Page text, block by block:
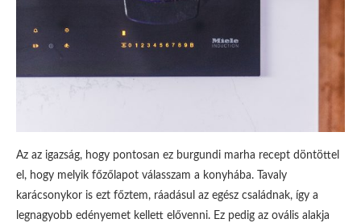
Az az igazság, hogy pontosan ez burgundi marha recept döntöttel
el, hogy melyik főzőlapot válasszam a konyhába. Tavaly
karácsonykor is ezt főztem, ráadásul az egész családnak, így a
legnagyobb edényemet kellett elővenni. Ez pedig az ovális alakja